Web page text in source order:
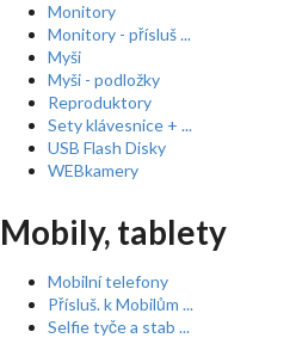
Monitory
Monitory - přísluš ...
Myši
Myši - podložky
Reproduktory
Sety klávesnice + ...
USB Flash Disky
WEBkamery
Mobily, tablety
Mobilní telefony
Přísluš. k Mobilům ...
Selfie tyče a stab ...